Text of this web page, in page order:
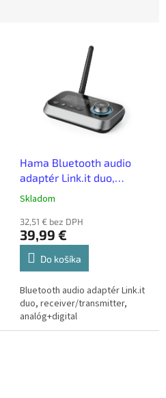
Hama Bluetooth audio
adaptér Link.it duo,
receiver/transmitter,
Skladom
32,51 € bez DPH
39,99 €
Do košíka
Bluetooth audio adaptér Link.it
duo, receiver/transmitter,
analóg+digital